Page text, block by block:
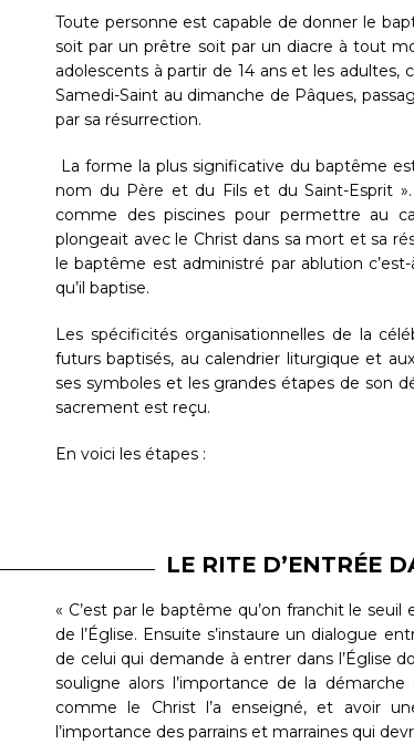
Toute personne est capable de donner le
soit par un prêtre soit par un diacre à tout
adolescents à partir de 14 ans et les adultes,
Samedi-Saint au dimanche de Pâques,
par sa résurrection.
La forme la plus significative du baptême
nom du Père et du Fils et du Saint-Esprit
comme des piscines pour permettre au
plongeait avec le Christ dans sa mort et sa
le baptême est administré par ablution
qu’il baptise.
Les spécificités organisationnelles de la
futurs baptisés, au calendrier liturgique et
ses symboles et les grandes étapes de son
sacrement est reçu.
En voici les étapes :
LE RITE D’ENTRÉE
« C’est par le baptême qu’on franchit le
de l’Église. Ensuite s’instaure un dialogue
de celui qui demande à entrer dans l’Église
souligne alors l’importance de la
comme le Christ l’a enseigné, et avoir
l’importance des parrains et marraines qui